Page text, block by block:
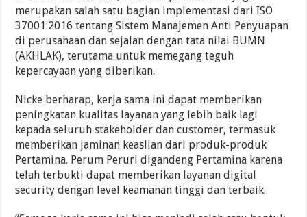
merupakan salah satu bagian implementasi dari ISO
37001:2016 tentang Sistem Manajemen Anti Penyuapan
di perusahaan dan sejalan dengan tata nilai BUMN
(AKHLAK), terutama untuk memegang teguh
kepercayaan yang diberikan.
Nicke berharap, kerja sama ini dapat memberikan
peningkatan kualitas layanan yang lebih baik lagi
kepada seluruh stakeholder dan customer, termasuk
memberikan jaminan keaslian dari produk-produk
Pertamina. Perum Peruri digandeng Pertamina karena
telah terbukti dapat memberikan layanan digital
security dengan level keamanan tinggi dan terbaik.